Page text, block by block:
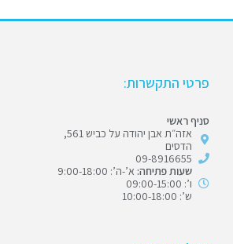
פרטי התקשרות:
סניף ראשי
אזה״ת אבן יהודה על כביש 561,
הדסים
09-8916655
שעות פתיחה: א’-ה’: 9:00-18:00
ו’: 09:00-15:00
ש’: 10:00-18:00